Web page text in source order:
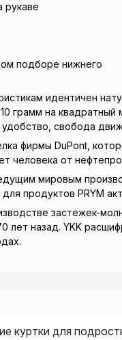
рукаве
подборе нижнего
идентичен
грамм на
свобода
фирмы DuPont,
человека от
мировым
продуктов PRYM
застежек-
лет назад. YKK
куртки для